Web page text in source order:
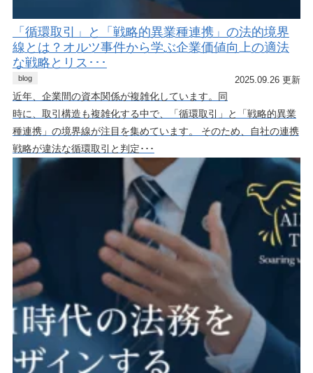
「循環取引」と「戦略的異業種連携」の法的境界
線とは？オルツ事件から学ぶ企業価値向上の適法
な戦略とリス･･･
blog 2025.09.26 更新
近年、企業間の資本関係が複雑化しています。同
時に、取引構造も複雑化する中で、「循環取引」と「戦略的異業
種連携」の境界線が注目を集めています。 そのため、自社の連携
戦略が違法な循環取引と判定･･･